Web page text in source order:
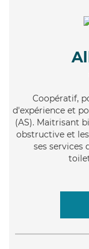
Coopératif,
d'expérience et
(AS). Maitrisant
obstructive et
ses services